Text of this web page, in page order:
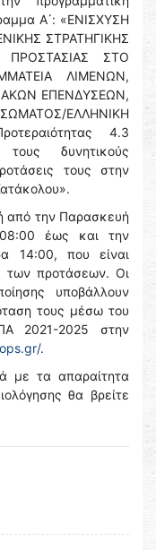
Α ́: «ΕΝΙΣΧΥΣΗ
ΣΤΡΑΤΗΓΙΚΗΣ
ΣΤΟ
ΛΙΜΕΝΩΝ,
ΕΠΕΝΔΥΣΕΩΝ,
ΕΛΛΗΝΙΚΗ
4.3
δυνητικούς
τους στην
από την Παρασκευή
έως και την
14:00, που είναι
των προτάσεων. Οι
υποβάλλουν
τους μέσω του
2021-2025 στην
.
με τα απαραίτητα
θα βρείτε